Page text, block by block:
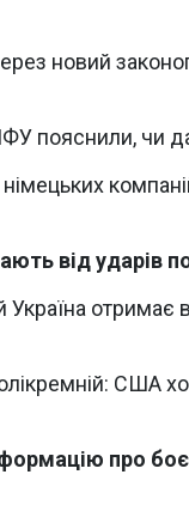
новий
пояснили, чи
від ударів
отримає
США
про